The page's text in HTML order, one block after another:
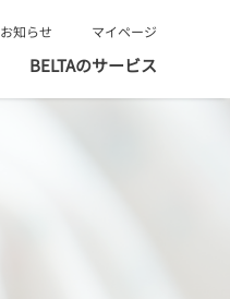
マイページ
お知らせ
BELTAのサービス